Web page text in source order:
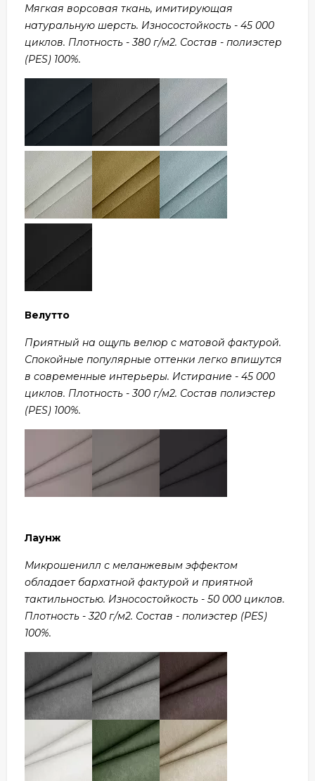
Мягкая ворсовая ткань, имитирующая
натуральную шерсть. Износостойкость - 45 000
циклов. Плотность - 380 г/м2. Состав - полиэстер
(PES) 100%.
Велутто
Приятный на ощупь велюр с матовой фактурой.
Спокойные популярные оттенки легко впишутся
в современные интерьеры. Истирание - 45 000
циклов. Плотность - 300 г/м2. Состав полиэстер
(PES) 100%.
Лаунж
Микрошенилл с меланжевым эффектом
обладает бархатной фактурой и приятной
тактильностью. Износостойкость - 50 000 циклов.
Плотность - 320 г/м2. Состав - полиэстер (PES)
100%.